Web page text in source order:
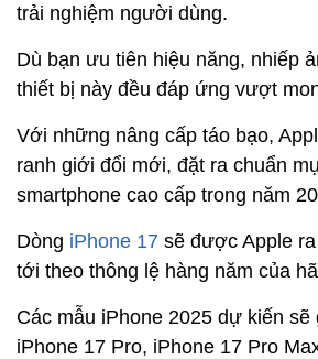
trải nghiệm người dùng.
Dù bạn ưu tiên hiệu năng, nhiếp
thiết bị này đều đáp ứng vượt
Với những nâng cấp táo bạo,
ranh giới đổi mới, đặt ra chuẩn
smartphone cao cấp trong năm
Dòng iPhone 17 sẽ được Apple
tới theo thông lệ hàng năm của
Các mẫu iPhone 2025 dự kiến sẽ
iPhone 17 Pro, iPhone 17 Pro